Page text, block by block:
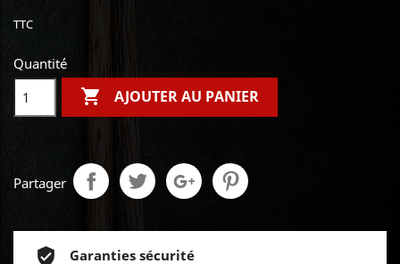
TTC
Quantité
 AJOUTER AU PANIER
Partager
Garanties sécurité